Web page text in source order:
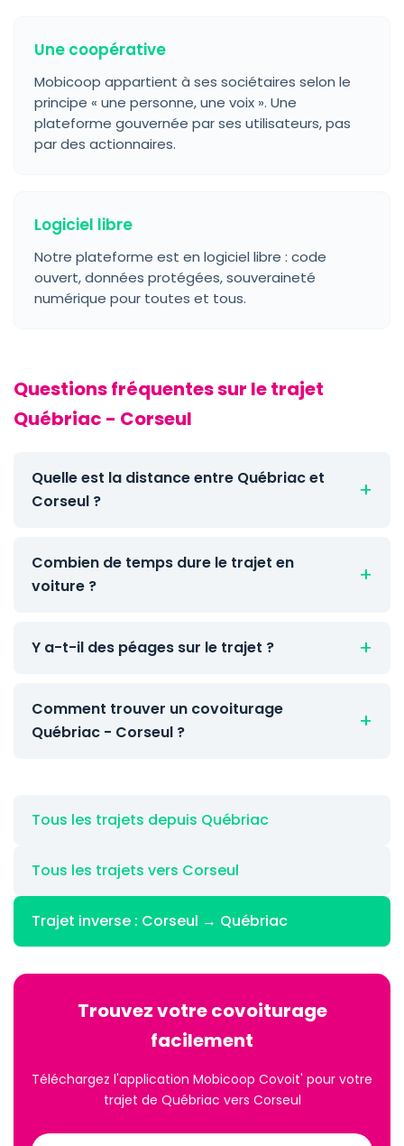
Une coopérative
Mobicoop appartient à ses sociétaires selon le
principe « une personne, une voix ». Une
plateforme gouvernée par ses utilisateurs, pas
par des actionnaires.
Logiciel libre
Notre plateforme est en logiciel libre : code
ouvert, données protégées, souveraineté
numérique pour toutes et tous.
Questions fréquentes sur le trajet
Québriac - Corseul
Quelle est la distance entre Québriac et
Corseul ?
Combien de temps dure le trajet en
voiture ?
Y a-t-il des péages sur le trajet ?
Comment trouver un covoiturage
Québriac - Corseul ?
Tous les trajets depuis Québriac
Tous les trajets vers Corseul
Trajet inverse : Corseul → Québriac
Trouvez votre covoiturage
facilement
Téléchargez l'application Mobicoop Covoit' pour votre
trajet de Québriac vers Corseul